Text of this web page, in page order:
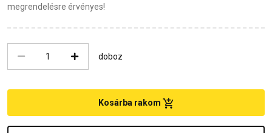
megrendelésre érvényes!
doboz
Kosárba rakom